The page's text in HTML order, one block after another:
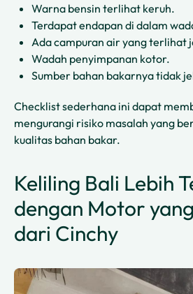
Warna bensin terlihat keruh.
Terdapat endapan di dalam
Ada campuran air yang terlihat
Wadah penyimpanan kotor.
Sumber bahan bakarnya tidak
Checklist sederhana ini dapat
mengurangi risiko masalah yang
kualitas bahan bakar.
Keliling Bali Lebih
dengan Motor
dari Cinchy